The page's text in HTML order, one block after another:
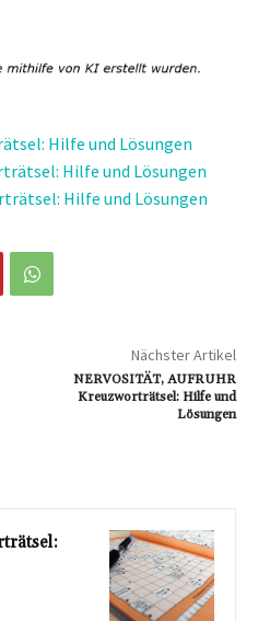
Hilfe und Lösungen
Hilfe und Lösungen
Hilfe und Lösungen
Nächster Artikel
NERVOSITÄT, AUFRUHR
Kreuzworträtsel: Hilfe und
Lösungen